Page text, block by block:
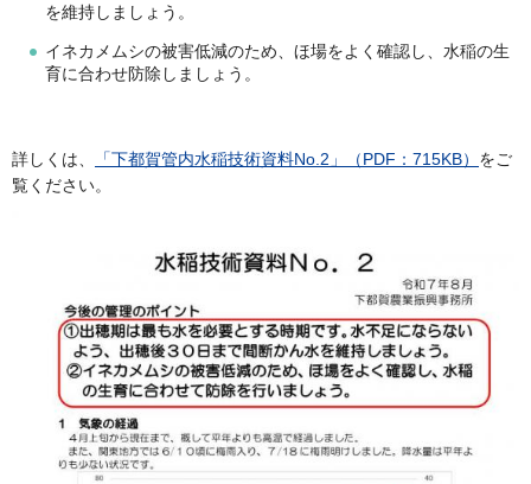
を維持しましょう。
イネカメムシの被害低減のため、ほ場をよく確認し、水稲の生
育に合わせ防除しましょう。
詳しくは、 「下都賀管内水稲技術資料No.2」（PDF：715KB） をご
覧ください。